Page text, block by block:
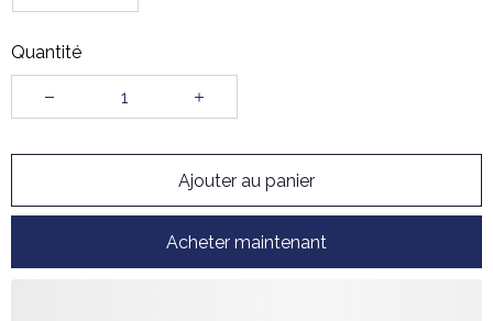
Quantité
Ajouter au panier
Acheter maintenant